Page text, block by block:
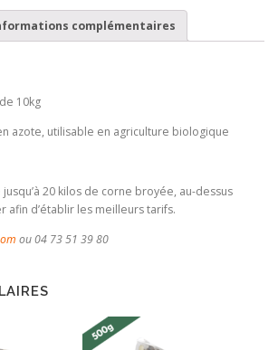
complémentaires
10kg
azote, utilisable en agriculture biologique
20 kilos de corne broyée, au-dessus
afin d’établir les meilleurs tarifs.
ou 04 73 51 39 80